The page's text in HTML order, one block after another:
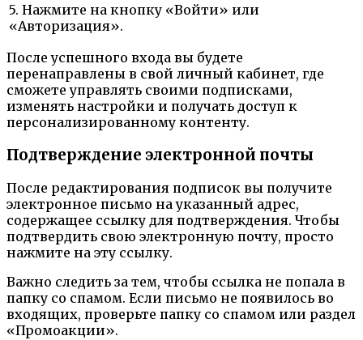
5. Нажмите на кнопку «Войти» или
«Авторизация».
После успешного входа вы будете
перенаправлены в свой личный кабинет, где
сможете управлять своими подписками,
изменять настройки и получать доступ к
персонализированному контенту.
Подтверждение электронной почты
После редактирования подписок вы получите
электронное письмо на указанный адрес,
содержащее ссылку для подтверждения. Чтобы
подтвердить свою электронную почту, просто
нажмите на эту ссылку.
Важно следить за тем, чтобы ссылка не попала в
папку со спамом. Если письмо не появилось во
входящих, проверьте папку со спамом или раздел
«Промоакции».